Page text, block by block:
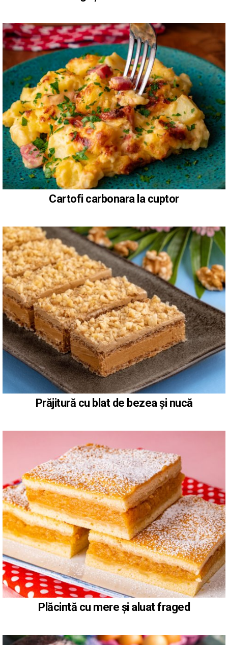
Cartofi carbonara la cuptor
Prăjitură cu blat de bezea și nucă
Plăcintă cu mere și aluat fraged